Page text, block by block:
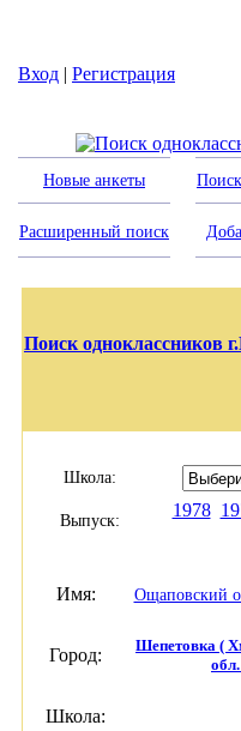
Вход | Регистрация
Новые анкеты
Расширенный поиск
Поиск одноклассников
Школа:
Выпуск:
1978
Имя: Ощаповский
Город:
Шепетовка (
Школа: